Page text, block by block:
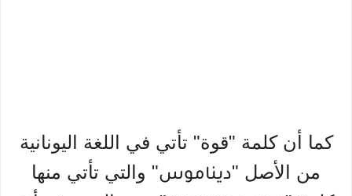
كما أن كلمة "قوة" تأتي في اللغة اليونانية
من الأصل "ديناموس" والتي تأتي منها